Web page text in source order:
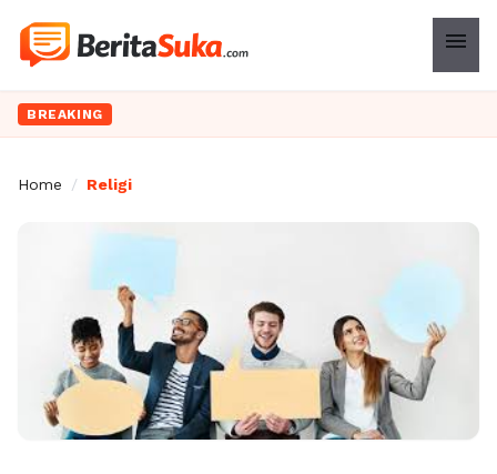
menu
BREAKING
Home / Religi